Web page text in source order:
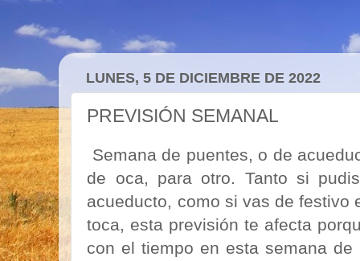
LUNES, 5 DE DICIEMBRE DE 2022
PREVISIÓN SEMANAL
Semana de puentes, o de
de oca, para otro. Tanto si
acueducto, como si vas de festivo
toca, esta previsión te afecta
con el tiempo en esta semana